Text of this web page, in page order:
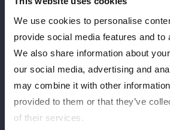
We use cookies to personalise
provide social media features and to
We also share information about
our social media, advertising and
may combine it with other
provided to them or that they’ve
of their services.
※公式戦の組まれていない選手の出場は
5★STAR GP 2026大会規定
●公式リーグ戦は15分1本勝負、決勝トー